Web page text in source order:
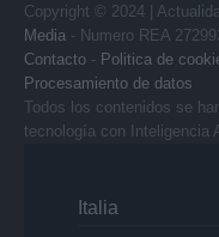
Copyright © 2024 |
Media - Numero REA
Contacto - Politica de
Procesamiento de datos
Todos los contenidos se
tecnología con Inteligencia
Italia